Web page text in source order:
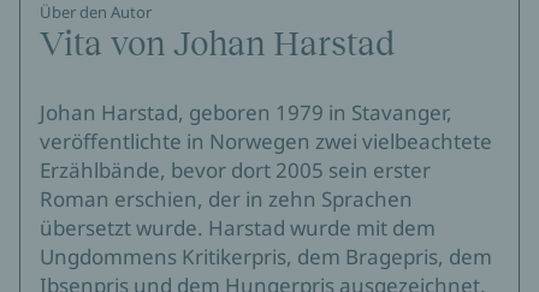
Über den Autor
Vita von Johan Harstad
Johan Harstad, geboren 1979 in Stavanger,
veröffentlichte in Norwegen zwei vielbeachtete
Erzählbände, bevor dort 2005 sein erster
Roman erschien, der in zehn Sprachen
übersetzt wurde. Harstad wurde mit dem
Ungdommens Kritikerpris, dem Bragepris, dem
Ibsenpris und dem Hungerpris ausgezeichnet.